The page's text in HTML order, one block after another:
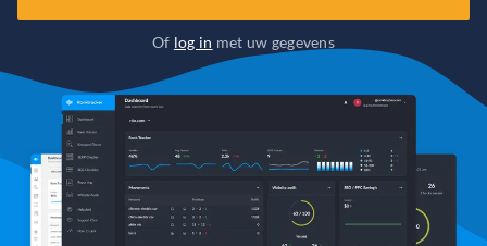
Of log in met uw gegevens